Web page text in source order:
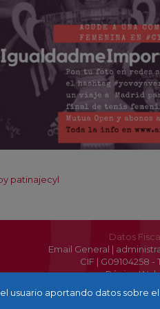
usuario aportando datos sobre
patinajecyl
Datos
Email General |
CIF | G09104258 -
Página
Facebook / Twitter /